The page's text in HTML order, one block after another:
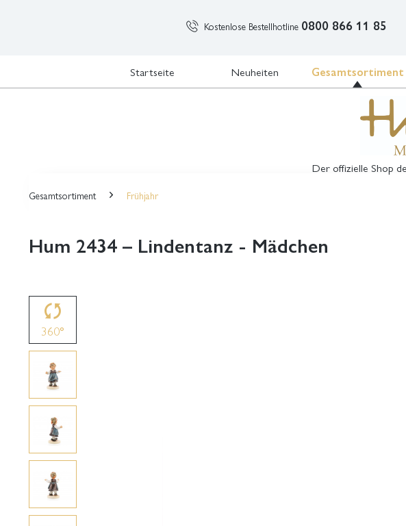
Kostenlose Bestellhotline 0800 866 11 85
Startseite Neuheiten Gesamtsortiment
Der offizielle Shop
Gesamtsortiment Frühjahr
Hum 2434 – Lindentanz - Mädchen
360°